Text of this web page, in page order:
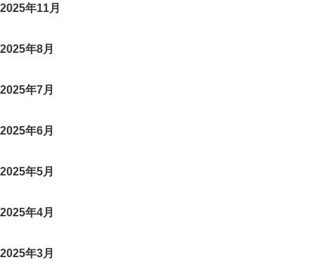
2025年11月
2025年8月
2025年7月
2025年6月
2025年5月
2025年4月
2025年3月